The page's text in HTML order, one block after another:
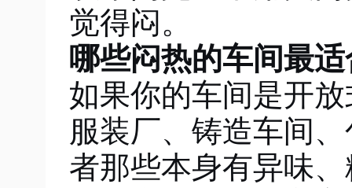
觉得闷。
哪些闷热的车间最
如果你的车间是开
服装厂、铸造车间
者那些本身有异味